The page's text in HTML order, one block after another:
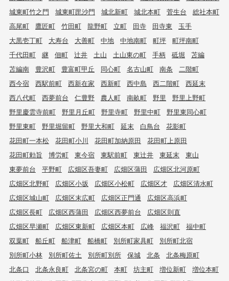
城東町竹之門
城東町毘沙門 城北新町 城北本町 菅生台
総社本町
高尾町
鷹匠町 竹田町 龍野町 立町 田寺 田寺東
玉手
大黒壱丁町
大寿台 大善町 中地 中地南町 町坪
町坪南町
千代田町
継 佃町 辻井 土山 土山東の町 手柄 砥堀
苫編
苫編南
豊沢町 豊富町甲丘 同心町 名古山町 南条
二階町
西今宿
西駅前町 西新在家 西新町 西中島 西二階町
西延末
西八代町
西夢前台 仁豊野 農人町 南畝町 野里
野里上野町
野里慶雲寺前町
野里月丘町 野里寺町 野里中町
野里東同心町
野里東町
野里堀留町 野里大和町 延末 白鳥台
花影町
花田町一本松
花田町小川 花田町加納原田
花田町上原田
花田町勅旨
博労町 東今宿 東駅前町 東辻井 東延末
東山
東夢前台
平野町 広畑区吾妻町 広畑区蒲田
広畑区北河原町
広畑区北野町
広畑区小坂 広畑区小松町 広畑区才
広畑区清水町
広畑区城山町
広畑区末広町 広畑区正門通
広畑区高浜町
広畑区長町
広畑区西蒲田 広畑区西夢前台
広畑区則直
広畑区早瀬町
広畑区東新町 広畑区本町 広峰 福沢町
福中町
双葉町
船丘町 船津町 船橋町 別所町家具町
別所町北宿
別所町小林
別所町佐土 別所町別所 保城 北条
北条梅原町
北条口
北条永良町 北条宮の町 本町 坊主町 増位新町
増位本町